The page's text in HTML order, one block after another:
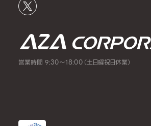
営業時間 9:30～18:00（土日曜祝日休業）